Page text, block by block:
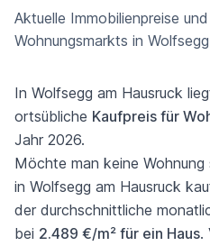
Aktuelle Immobilienpreise
Wohnungsmarkts in
In Wolfsegg am Hausruck
ortsübliche Kaufpreis für
Jahr 2026.
Möchte man keine
in Wolfsegg am Hausruck
der durchschnittliche
bei 2.489 €/m² für ein Haus.